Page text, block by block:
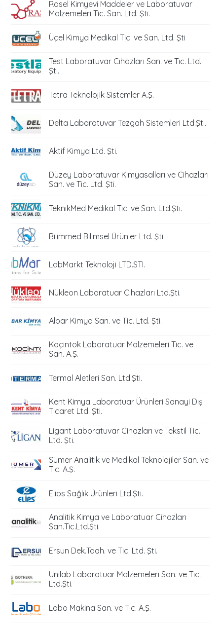
Rasel Kimyevi Maddeler ve Laboratuvar
Malzemeleri Tic. San. Ltd. Şti.
Üçel Kimya Medikal Tic. ve San. Ltd. Şti
Test Laboratuvar Cihazları San. ve Tic. Ltd.
Şti.
Tetra Teknolojik Sistemler A.Ş.
Delta Laboratuvar Tezgah Sistemleri Ltd.Şti.
Aktif Kimya Ltd. Şti.
Düzey Laboratuvar Kimyasalları ve Cihazları
San. ve Tic. Ltd. Şti.
TeknikMed Medikal Tic. ve San. Ltd.Şti.
Bilimmed Bilimsel Ürünler Ltd. Şti.
LabMarkt Teknoloji LTD.STI.
Nükleon Laboratuar Cihazları Ltd.Şti.
Albar Kimya San. ve Tic. Ltd. Şti.
Koçintok Laboratuar Malzemeleri Tic. ve
San. A.Ş.
Termal Aletleri San. Ltd.Şti.
Kent Kimya Laboratuar Ürünleri Sanayi Dış
Ticaret Ltd. Şti.
Ligant Laboratuvar Cihazları ve Tekstil Tic.
Ltd. Şti.
Sümer Analitik ve Medikal Teknolojiler San. ve
Tic. A.Ş.
Elips Sağlık Ürünleri Ltd.Şti.
Analitik Kimya ve Laboratuar Cihazları
San.Tic.Ltd.Şti.
Ersun Dek.Taah. ve Tic. Ltd. Şti.
Unilab Laboratuar Malzemeleri San. ve Tic.
Ltd.Şti.
Labo Makina San. ve Tic. A.Ş.